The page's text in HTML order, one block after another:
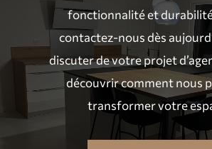
fonctionnalité et
contactez-nous dès
discuter de votre projet
découvrir comment nous
transformer votre